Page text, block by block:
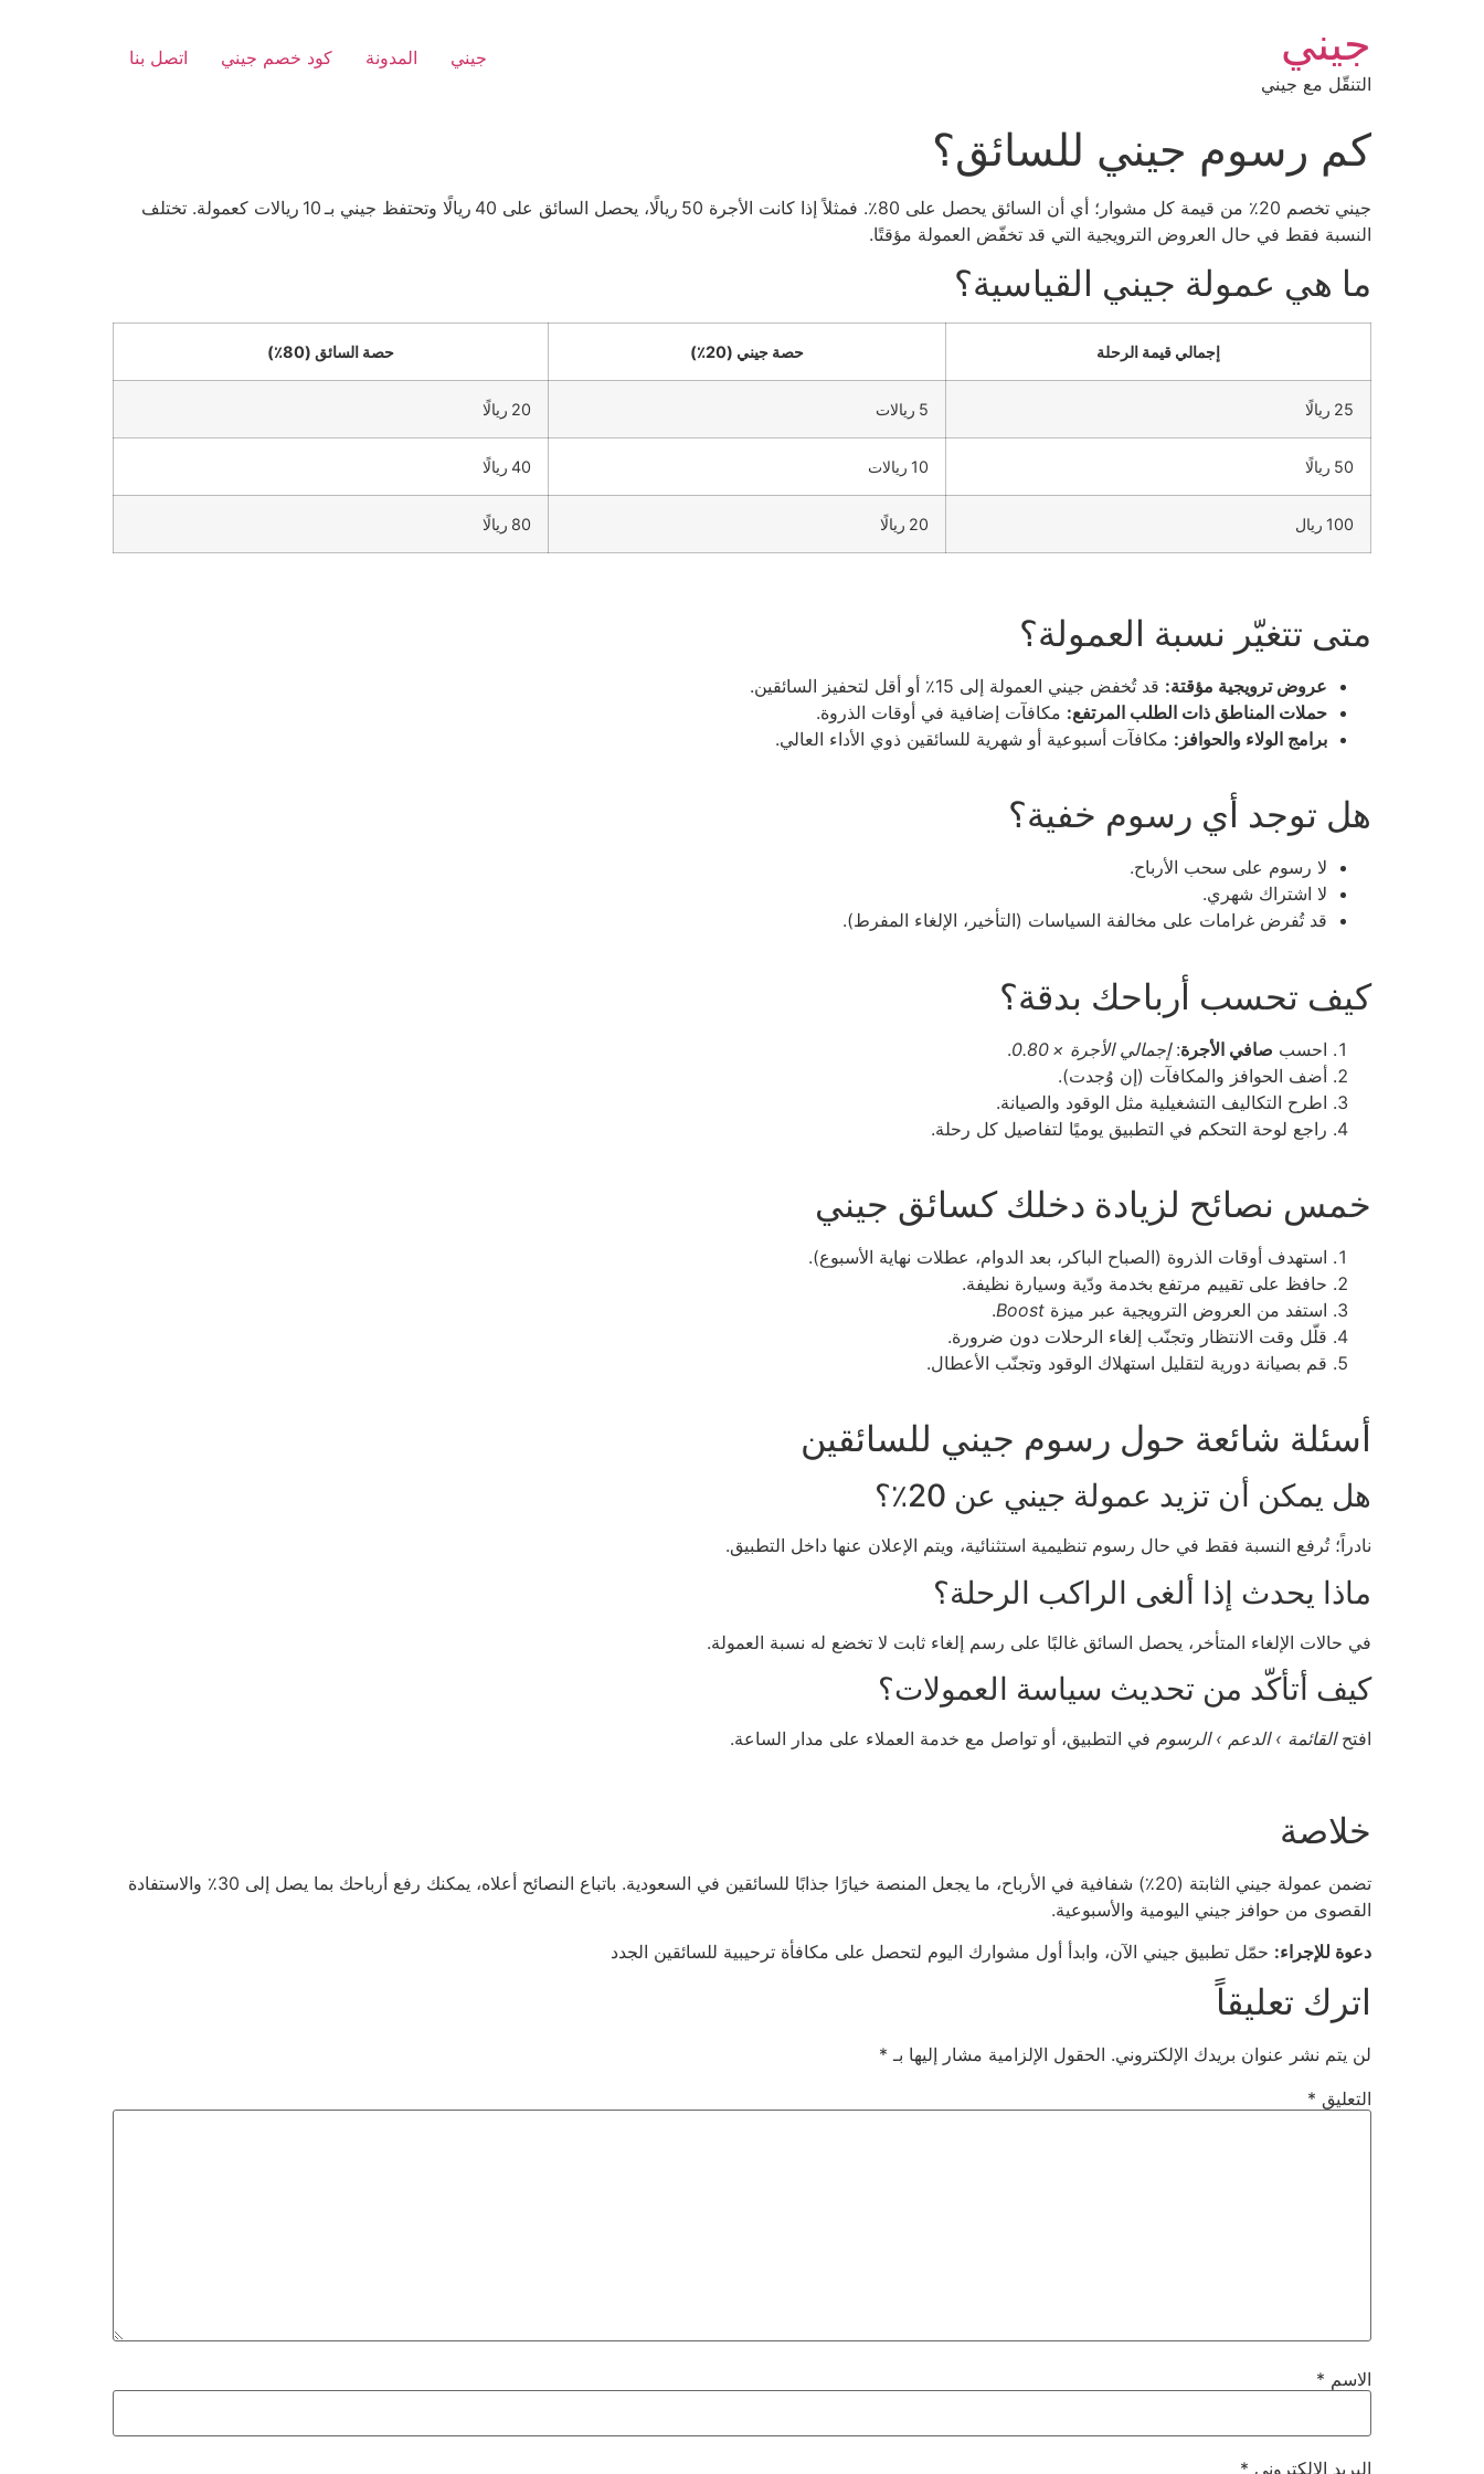
جيني
التنقّل مع جيني
جيني المدونة كود خصم جيني اتصل بنا
كم رسوم جيني للسائق؟
جيني تخصم 20٪ من قيمة كل مشوار؛ أي أن السائق يحصل على 80٪. فمثلاً إذا كانت الأجرة 50 ريالًا، يحصل السائق على 40 ريالًا وتحتفظ جيني بـ 10 ريالات كعمولة. تختلف
النسبة فقط في حال العروض الترويجية التي قد تخفّض العمولة مؤقتًا.
ما هي عمولة جيني القياسية؟
إجمالي قيمة الرحلة حصة جيني (20٪) حصة السائق (80٪)
25 ريالًا 5 ريالات 20 ريالًا
50 ريالًا 10 ريالات 40 ريالًا
100 ريال 20 ريالًا 80 ريالًا
متى تتغيّر نسبة العمولة؟
عروض ترويجية مؤقتة: قد تُخفض جيني العمولة إلى 15٪ أو أقل لتحفيز السائقين.
حملات المناطق ذات الطلب المرتفع: مكافآت إضافية في أوقات الذروة.
برامج الولاء والحوافز: مكافآت أسبوعية أو شهرية للسائقين ذوي الأداء العالي.
هل توجد أي رسوم خفية؟
لا رسوم على سحب الأرباح.
لا اشتراك شهري.
قد تُفرض غرامات على مخالفة السياسات (التأخير، الإلغاء المفرط).
كيف تحسب أرباحك بدقة؟
احسب صافي الأجرة:إجمالي الأجرة × 0.80
.
أضف الحوافز والمكافآت (إن وُجدت).
اطرح التكاليف التشغيلية مثل الوقود والصيانة.
راجع لوحة التحكم في التطبيق يوميًا لتفاصيل كل رحلة.
خمس نصائح لزيادة دخلك كسائق جيني
استهدف أوقات الذروة (الصباح الباكر، بعد الدوام، عطلات نهاية الأسبوع).
حافظ على تقييم مرتفع بخدمة ودّية وسيارة نظيفة.
استفد من العروض الترويجية عبر ميزة Boost
.
قلّل وقت الانتظار وتجنّب إلغاء الرحلات دون ضرورة.
قم بصيانة دورية لتقليل استهلاك الوقود وتجنّب الأعطال.
أسئلة شائعة حول رسوم جيني للسائقين
هل يمكن أن تزيد عمولة جيني عن 20٪؟
نادراً؛ تُرفع النسبة فقط في حال رسوم تنظيمية استثنائية، ويتم الإعلان عنها داخل التطبيق.
ماذا يحدث إذا ألغى الراكب الرحلة؟
في حالات الإلغاء المتأخر، يحصل السائق غالبًا على رسم إلغاء ثابت لا تخضع له نسبة العمولة.
كيف أتأكّد من تحديث سياسة العمولات؟
افتحالقائمة › الدعم › الرسوم في التطبيق، أو تواصل مع خدمة العملاء على مدار الساعة.
خلاصة
تضمن عمولة جيني الثابتة (20٪) شفافية في الأرباح، ما يجعل المنصة خيارًا جذابًا للسائقين في السعودية. باتباع النصائح أعلاه، يمكنك رفع أرباحك بما يصل إلى 30٪ والاستفادة
القصوى من حوافز جيني اليومية والأسبوعية.
دعوة للإجراء: حمّل تطبيق جيني الآن، وابدأ أول مشوارك اليوم لتحصل على مكافأة ترحيبية للسائقين الجدد
اترك تعليقاً
لن يتم نشر عنوان بريدك الإلكتروني. الحقول الإلزامية مشار إليها بـ *
التعليق *
الاسم *
البريد الإلكتروني *